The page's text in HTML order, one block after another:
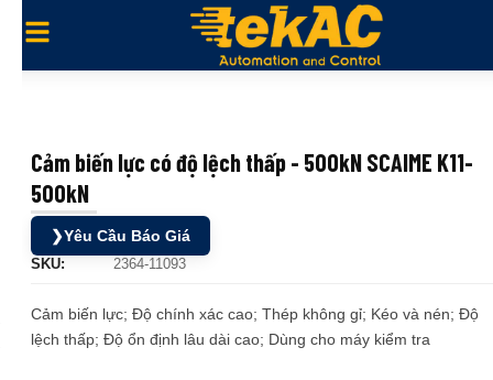
Cảm biến lực có độ lệch thấp - 500kN SCAIME K11-
500kN
❯Yêu Cầu Báo Giá
SKU: 2364-11093
Cảm biến lực; Độ chính xác cao; Thép không gỉ; Kéo và nén; Độ
lệch thấp; Độ ổn định lâu dài cao; Dùng cho máy kiểm tra